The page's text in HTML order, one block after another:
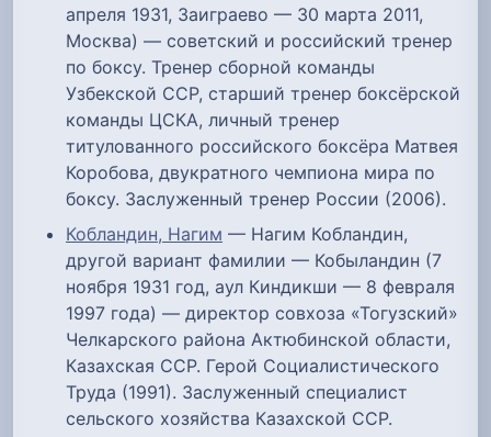
апреля 1931, Заиграево — 30 марта 2011,
Москва) — советский и российский тренер
по боксу. Тренер сборной команды
Узбекской ССР, старший тренер боксёрской
команды ЦСКА, личный тренер
титулованного российского боксёра Матвея
Коробова, двукратного чемпиона мира по
боксу. Заслуженный тренер России (2006).
Кобландин, Нагим — Нагим Кобландин,
другой вариант фамилии — Кобыландин (7
ноября 1931 год, аул Киндикши — 8 февраля
1997 года) — директор совхоза «Тогузский»
Челкарского района Актюбинской области,
Казахская ССР. Герой Социалистического
Труда (1991). Заслуженный специалист
сельского хозяйства Казахской ССР.